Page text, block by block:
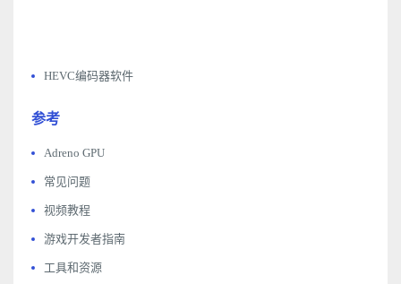
HEVC编码器软件
参考
Adreno GPU
常见问题
视频教程
游戏开发者指南
工具和资源